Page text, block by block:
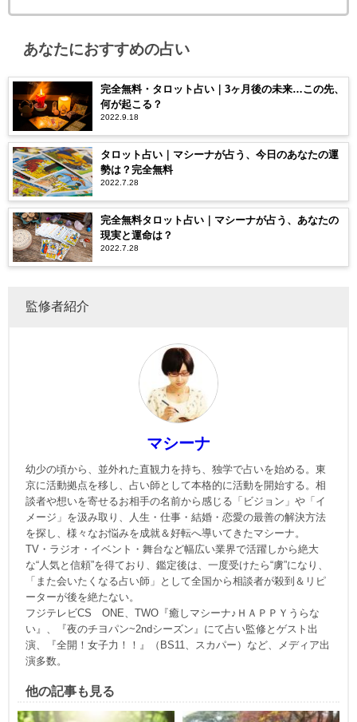
あなたにおすすめの占い
完全無料・タロット占い｜3ヶ月後の未来…この先、
何が起こる？
2022.9.18
タロット占い｜マシーナが占う、今日のあなたの運
勢は？完全無料
2022.7.28
完全無料タロット占い｜マシーナが占う、あなたの
現実と運命は？
2022.7.28
監修者紹介
マシーナ
幼少の頃から、並外れた直観力を持ち、独学で占いを始める。東
京に活動拠点を移し、占い師として本格的に活動を開始する。相
談者や想いを寄せるお相手の名前から感じる「ビジョン」や「イ
メージ」を汲み取り、人生・仕事・結婚・恋愛の最善の解決方法
を探し、様々なお悩みを成就＆好転へ導いてきたマシーナ。
TV・ラジオ・イベント・舞台など幅広い業界で活躍しから絶大
な“人気と信頼”を得ており、鑑定後は、一度受けたら“虜”になり、
「また会いたくなる占い師」として全国から相談者が殺到＆リピ
ーターが後を絶たない。
フジテレビCS ONE、TWO『癒しマシーナ♪ＨＡＰＰＹうらな
い』、『夜のチヨパン~2ndシーズン』にて占い監修とゲスト出
演、『全開！女子力！！』（BS11、スカパー）など、メディア出
演多数。
他の記事も見る